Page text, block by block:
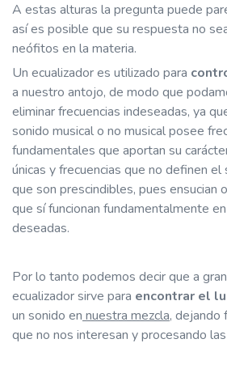
A estas alturas la pregunta puede
así es posible que su respuesta no
neófitos en la materia.
Un ecualizador es utilizado para
a nuestro antojo, de modo que
eliminar frecuencias indeseadas, ya
sonido musical o no musical posee
fundamentales que aportan su
únicas y frecuencias que no definen
que son prescindibles, pues ensucian
que sí funcionan fundamentalmente
deseadas.
Por lo tanto podemos decir que a
ecualizador sirve para encontrar el
un sonido en nuestra mezcla, dejando
que no nos interesan y procesando